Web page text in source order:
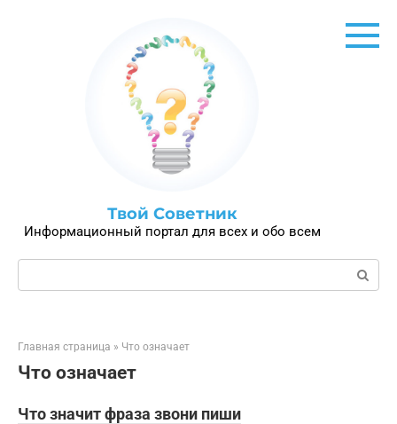
Твой Советник
Информационный портал для всех и обо всем
Поиск:
Главная страница » Что означает
Что означает
Что значит фраза звони пиши